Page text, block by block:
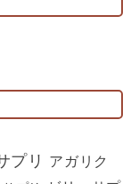
プリ
アガリク